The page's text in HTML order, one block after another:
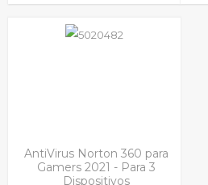
AntiVirus Norton 360 para
Gamers 2021 - Para 3
Dispositivos